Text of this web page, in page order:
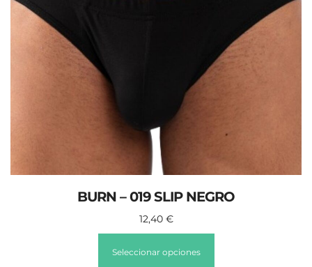
BURN – 019 SLIP NEGRO
12,40 €
Seleccionar opciones